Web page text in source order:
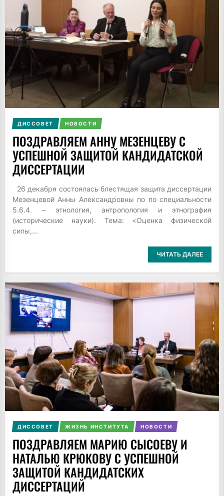
ДИССОВЕТ НОВОСТИ
ПОЗДРАВЛЯЕМ АННУ МЕЗЕНЦЕВУ С
УСПЕШНОЙ ЗАЩИТОЙ КАНДИДАТСКОЙ
ДИССЕРТАЦИИ
26 декабря состоялась блестящая защита диссертации
Мезенцевой Анны Александровны по по специальности
5.6.4. – этнология, антропология и этнография
(исторические науки). Тема: «Оценка физической
силы,...
ЧИТАТЬ ДАЛЕЕ
ДИССОВЕТ ЖИЗНЬ ИНСТИТУТА НОВОСТИ
ПОЗДРАВЛЯЕМ МАРИЮ СЫСОЕВУ И
НАТАЛЬЮ КРЮКОВУ С УСПЕШНОЙ
ЗАЩИТОЙ КАНДИДАТСКИХ
ДИССЕРТАЦИЙ